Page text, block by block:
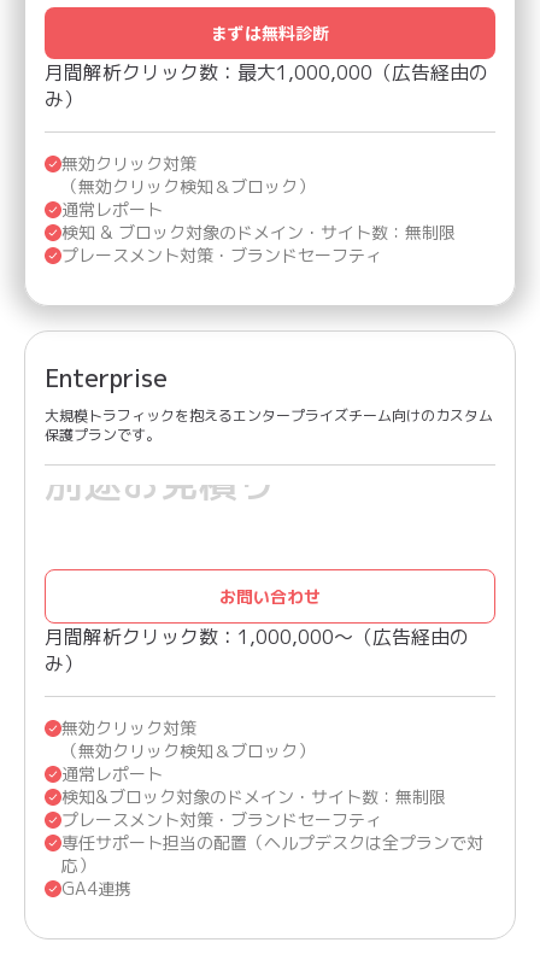
まずは無料診断
月間解析クリック数：最大1,000,000（広告経由の
み）
無効クリック対策
（無効クリック検知＆ブロック）
通常レポート
検知 & ブロック対象のドメイン・サイト数：無制限
プレースメント対策・ブランドセーフティ
Enterprise
大規模トラフィックを抱えるエンタープライズチーム向けのカスタム
保護プランです。
別途お見積り
お問い合わせ
月間解析クリック数：1,000,000〜（広告経由の
み）
無効クリック対策
（無効クリック検知＆ブロック）
通常レポート
検知&ブロック対象のドメイン・サイト数：無制限
プレースメント対策・ブランドセーフティ
専任サポート担当の配置（ヘルプデスクは全プランで対
応）
GA4連携